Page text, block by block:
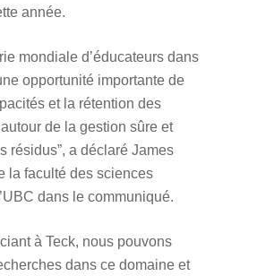
année.
mondiale d’éducateurs dans
opportunité importante de
et la rétention des
de la gestion sûre et
résidus”, a déclaré James
la faculté des sciences
dans le communiqué.
à Teck, nous pouvons
dans ce domaine et